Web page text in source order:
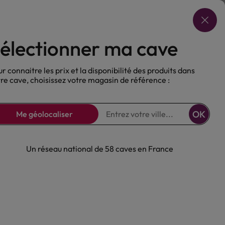
Choisir ma cave
Nos Bières Sans alcool
Jerry 40°
ma cave
connaitre les prix et la disponibilité des produits dans
cave, choisissez votre magasin de référence :
Me géolocaliser OK
Un réseau national de 58 caves en France